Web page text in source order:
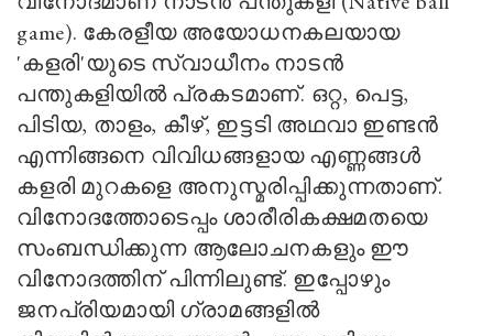
game). കേരളീയ അയോധനകലയായ
'കളരി'യുടെ സ്വാധീനം നാടന്‍
പന്തുകളിയില്‍ പ്രകടമാണ്. ഒറ്റ, പെട്ട,
പിടിയ, താളം, കീഴ്, ഇട്ടടി അഥവാ ഇണ്ടന്‍
എന്നിങ്ങനെ വിവിധങ്ങളായ എണ്ണങ്ങള്‍
കളരി മുറകളെ അനുസ്മരിപ്പിക്കുന്നതാണ്.
വിനോദത്തോടെപ്പം ശാരീരികക്ഷമതയെ
സംബന്ധിക്കുന്ന ആലോചനകളും ഈ
വിനോദത്തിന് പിന്നിലുണ്ട്. ഇപ്പോഴും
ജനപ്രിയമായി ഗ്രാമങ്ങളില്‍